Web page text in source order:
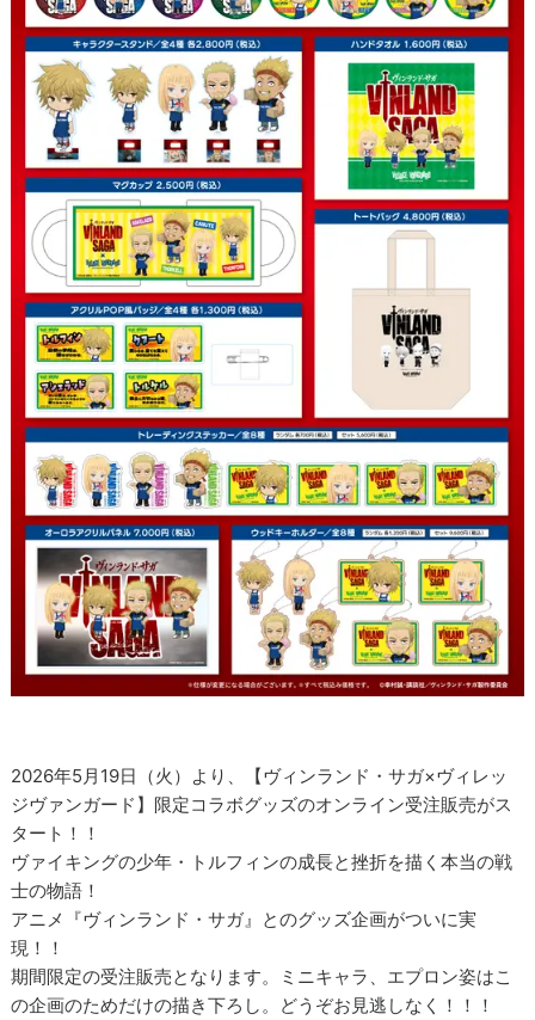
2026年5月19日（火）より、【ヴィンランド・サガ×ヴィレッ
ジヴァンガード】限定コラボグッズのオンライン受注販売がス
タート！！
ヴァイキングの少年・トルフィンの成長と挫折を描く本当の戦
士の物語！
アニメ『ヴィンランド・サガ』とのグッズ企画がついに実
現！！
期間限定の受注販売となります。ミニキャラ、エプロン姿はこ
の企画のためだけの描き下ろし。どうぞお見逃しなく！！！